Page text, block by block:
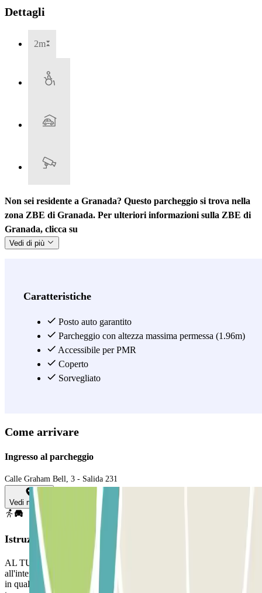
Dettagli
2m
Non sei residente a Granada? Questo parcheggio si trova nella
zona ZBE di Granada. Per ulteriori informazioni sulla ZBE di
Granada, clicca su
Vedi di più
Caratteristiche
Posto auto garantito
Parcheggio con altezza massima permessa (1.96m)
Accessibile per PMR
Coperto
Sorvegliato
Come arrivare
Ingresso al parcheggio
Calle Graham Bell, 3 - Salida 231
Vedi mappa
Istruzioni
AL TUO ARRIVO, PER APRIRE LA BARRIERA: 1) Chiama
all'interfono e comunica i dati della tua prenotazione. 2) Parcheggia
in qualsiasi posto auto libero. 3) Vai alla cabina di controllo con la